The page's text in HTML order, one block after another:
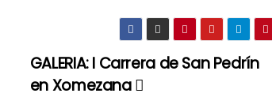
GALERIA: I Carrera de San Pedrín
en Xomezana